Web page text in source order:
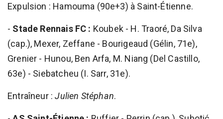
Expulsion : Hamouma (90e+3) à Saint-Étienne.
- Stade Rennais FC : Koubek - H. Traoré, Da Silva
(cap.), Mexer, Zeffane - Bourigeaud (Gélin, 71e),
Grenier - Hunou, Ben Arfa, M. Niang (Del Castillo,
63e) - Siebatcheu (I. Sarr, 31e).
Entraîneur :Julien Stéphan.